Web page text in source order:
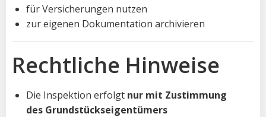
für Versicherungen nutzen
zur eigenen Dokumentation archivieren
Rechtliche Hinweise
Die Inspektion erfolgt nur mit Zustimmung
des Grundstückseigentümers